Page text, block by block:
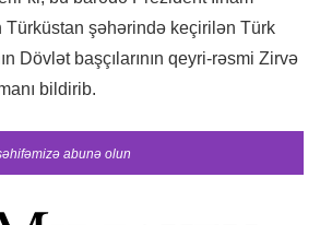
Türküstan şəhərində keçirilən Türk
Dövlət başçılarının qeyri-rəsmi Zirvə
bildirib.
abunə olun